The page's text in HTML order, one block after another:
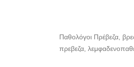
Παθολόγοι Πρέβεζα,
πρεβεζα,